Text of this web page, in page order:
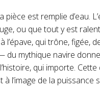
est remplie d’eau.
ou que tout y est
l’épave, qui trône, figée,
du mythique navire
qui importe.
l’image de la puissance